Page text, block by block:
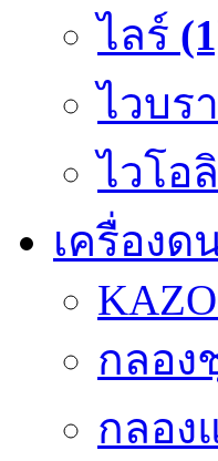
ไลร์
ไวบร
ไวโอ
เครื่องด
กลอง
กลอง